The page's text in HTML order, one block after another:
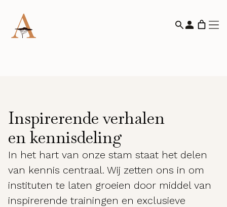
Inspirerende verhalen
en kennisdeling
In het hart van onze stam staat het delen
van kennis centraal. Wij zetten ons in om
instituten te laten groeien door middel van
inspirerende trainingen en exclusieve